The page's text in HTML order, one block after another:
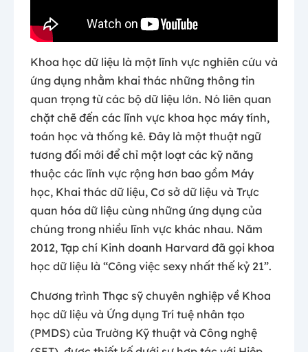
Khoa học dữ liệu là một lĩnh vực nghiên cứu và
ứng dụng nhằm khai thác những thông tin
quan trọng từ các bộ dữ liệu lớn. Nó liên quan
chặt chẽ đến các lĩnh vực khoa học máy tính,
toán học và thống kê. Đây là một thuật ngữ
tương đối mới để chỉ một loạt các kỹ năng
thuộc các lĩnh vực rộng hơn bao gồm Máy
học, Khai thác dữ liệu, Cơ sở dữ liệu và Trực
quan hóa dữ liệu cùng những ứng dụng của
chúng trong nhiều lĩnh vực khác nhau. Năm
2012, Tạp chí Kinh doanh Harvard đã gọi khoa
học dữ liệu là “Công việc sexy nhất thế kỷ 21”.
Chương trình Thạc sỹ chuyên nghiệp về Khoa
học dữ liệu và Ứng dụng Trí tuệ nhân tạo
(PMDS) của Trường Kỹ thuật và Công nghệ